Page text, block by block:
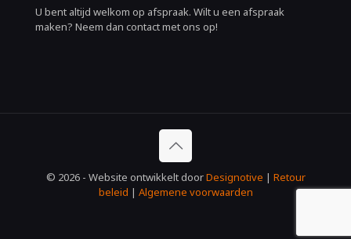
U bent altijd welkom op afspraak. Wilt u een afspraak
maken? Neem dan contact met ons op!
© 2026 - Website ontwikkelt doorDesignotive | Retour
beleid | Algemene voorwaarden